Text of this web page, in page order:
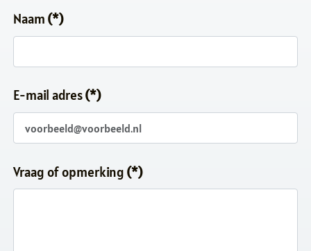
Naam (*)
E-mail adres(*)
Vraag of opmerking (*)